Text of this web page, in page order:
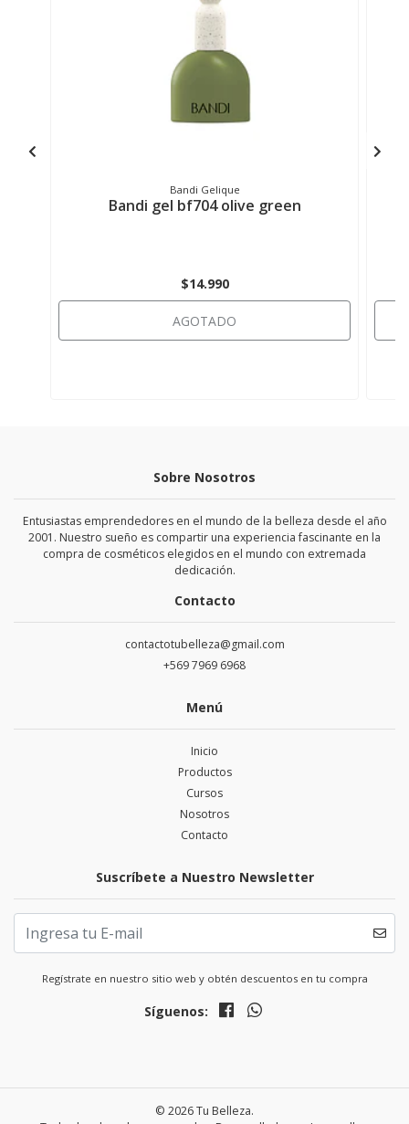
Bandi Gelique
Bandi gel bf704 olive green
$14.990
AGOTADO
Sobre Nosotros
Entusiastas emprendedores en el mundo de la belleza desde el año
2001. Nuestro sueño es compartir una experiencia fascinante en la
compra de cosméticos elegidos en el mundo con extremada
dedicación.
Contacto
contactotubelleza@gmail.com
+569 7969 6968
Menú
Inicio
Productos
Cursos
Nosotros
Contacto
Suscríbete a Nuestro Newsletter
Regístrate en nuestro sitio web y obtén descuentos en tu compra
Síguenos:
© 2026 Tu Belleza.